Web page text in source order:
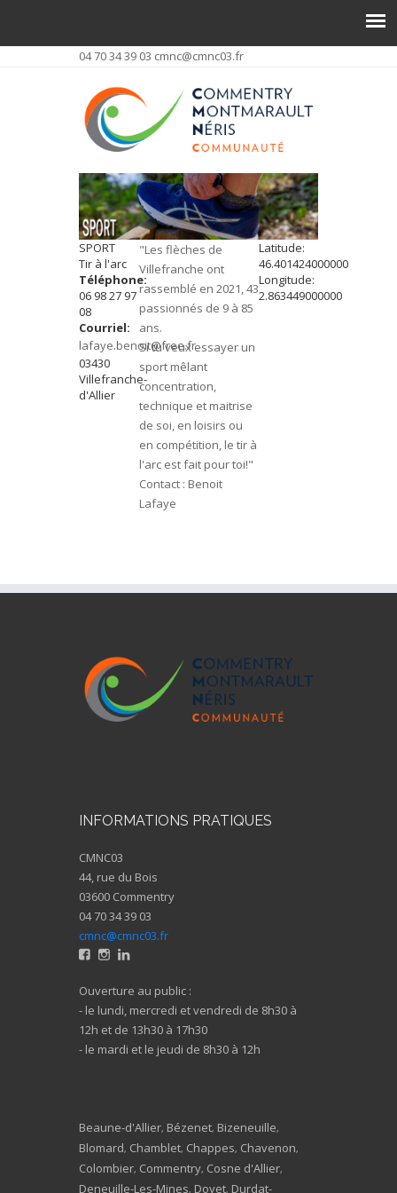
04 70 34 39 03 cmnc@cmnc03.fr
SPORT
Tir à l'arc
Téléphone:
06 98 27 97
08
Courriel:
lafaye.benoit@free.fr
03430
Villefranche-
d'Allier
"Les flèches de
Villefranche ont
rassemblé en 2021, 43
passionnés de 9 à 85
ans.
Si tu veux essayer un
sport mêlant
concentration,
technique et maitrise
de soi, en loisirs ou
en compétition, le tir à
l'arc est fait pour toi!"
Contact : Benoit
Lafaye
Latitude:
46.401424000000
Longitude:
2.863449000000
INFORMATIONS PRATIQUES
CMNC03
44, rue du Bois
03600 Commentry
04 70 34 39 03
cmnc@cmnc03.fr
Ouverture au public :
- le lundi, mercredi et vendredi de 8h30 à
12h et de 13h30 à 17h30
- le mardi et le jeudi de 8h30 à 12h
Beaune-d'Allier, Bézenet, Bizeneuille,
Blomard, Chamblet, Chappes, Chavenon,
Colombier, Commentry, Cosne d'Allier,
Deneuille-Les-Mines, Doyet, Durdat-